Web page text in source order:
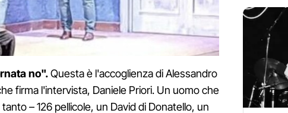
no".Questa è l'accoglienza di Alessandro
firma l'intervista, Daniele Priori. Un uomo che
– 126 pellicole, un David di Donatello, un